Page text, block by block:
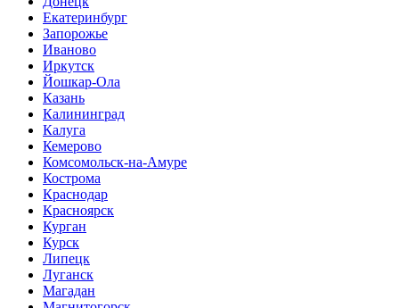
Екатеринбург
Запорожье
Иваново
Иркутск
Йошкар-Ола
Казань
Калининград
Калуга
Кемерово
Комсомольск-на-Амуре
Кострома
Краснодар
Красноярск
Курган
Курск
Липецк
Луганск
Магадан